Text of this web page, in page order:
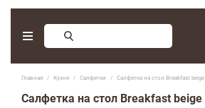
Главная Кухня Салфетки Салфетка на стол Breakfast beige
Салфетка на стол Breakfast beige
Заказ обратного звонка